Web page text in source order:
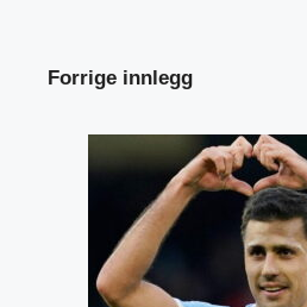
Forrige innlegg